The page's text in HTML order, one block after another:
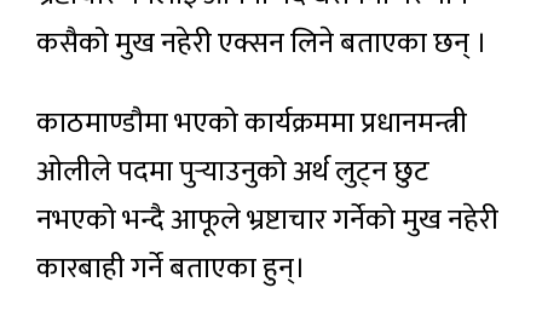
कसैको मुख नहेरी एक्सन लिने बताएका छन् ।
काठमाण्डौमा भएको कार्यक्रममा प्रधानमन्त्री
ओलीले पदमा पुर्‍याउनुको अर्थ लुट्न छुट
नभएको भन्दै आफूले भ्रष्टाचार गर्नेको मुख नहेरी
कारबाही गर्ने बताएका हुन्।